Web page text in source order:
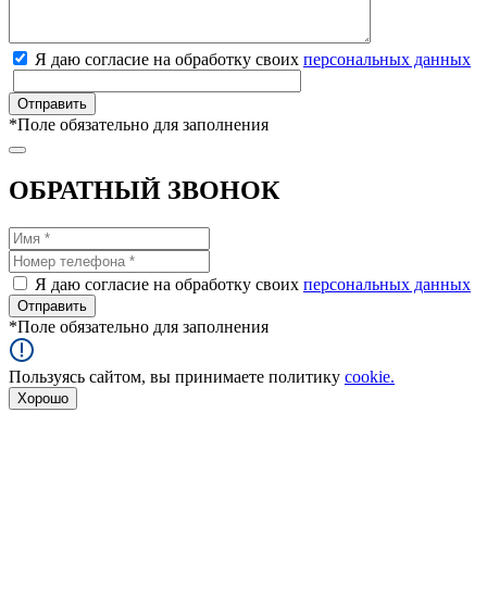
Я даю согласие на обработку своих персональных данных
*Поле обязательно для заполнения
ОБРАТНЫЙ ЗВОНОК
Я даю согласие на обработку своих персональных данных
*Поле обязательно для заполнения
Пользуясь сайтом, вы принимаете политику cookie.
Хорошо